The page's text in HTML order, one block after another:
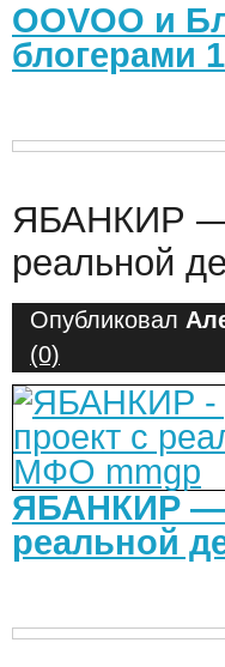
OOVOO и
блогерами
ЯБАНКИР —
реальной
Опубликовал
(0)
ЯБАНКИР —
реальной